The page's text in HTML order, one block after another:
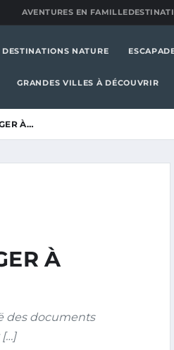
AVENTURES EN FAMILLE
DESTINATIONS NATURE
GRANDES VILLES À DÉCOUVRIR
À…
À
des documents